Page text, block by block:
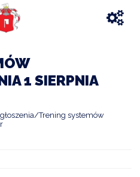
1 SIERPNIA
Trening systemów